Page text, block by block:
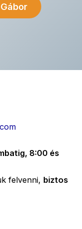
8:00 és
felvenni, biztos